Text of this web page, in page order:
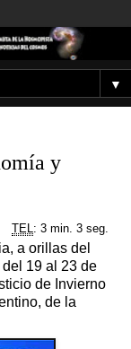
▼
y
TEL : 3 min. 3 seg.
a orillas del
19 al 23 de
de Invierno
de la